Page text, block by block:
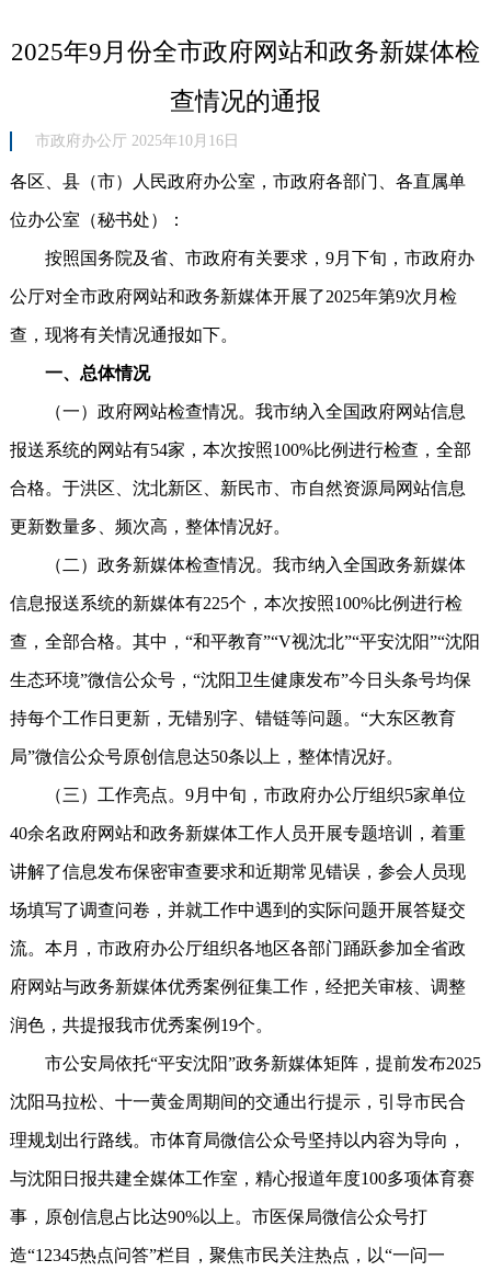
2025年9月份全市政府网站和政务新媒体检
查情况的通报
市政府办公厅 2025年10月16日
各区、县（市）人民政府办公室，市政府各部门、各直属单
位办公室（秘书处）：
按照国务院及省、市政府有关要求，9月下旬，市政府办
公厅对全市政府网站和政务新媒体开展了2025年第9次月检
查，现将有关情况通报如下。
一、总体情况
（一）政府网站检查情况。我市纳入全国政府网站信息
报送系统的网站有54家，本次按照100%比例进行检查，全部
合格。于洪区、沈北新区、新民市、市自然资源局网站信息
更新数量多、频次高，整体情况好。
（二）政务新媒体检查情况。我市纳入全国政务新媒体
信息报送系统的新媒体有225个，本次按照100%比例进行检
查，全部合格。其中，“和平教育”“V视沈北”“平安沈阳”“沈阳
生态环境”微信公众号，“沈阳卫生健康发布”今日头条号均保
持每个工作日更新，无错别字、错链等问题。“大东区教育
局”微信公众号原创信息达50条以上，整体情况好。
（三）工作亮点。9月中旬，市政府办公厅组织5家单位
40余名政府网站和政务新媒体工作人员开展专题培训，着重
讲解了信息发布保密审查要求和近期常见错误，参会人员现
场填写了调查问卷，并就工作中遇到的实际问题开展答疑交
流。本月，市政府办公厅组织各地区各部门踊跃参加全省政
府网站与政务新媒体优秀案例征集工作，经把关审核、调整
润色，共提报我市优秀案例19个。
市公安局依托“平安沈阳”政务新媒体矩阵，提前发布2025
沈阳马拉松、十一黄金周期间的交通出行提示，引导市民合
理规划出行路线。市体育局微信公众号坚持以内容为导向，
与沈阳日报共建全媒体工作室，精心报道年度100多项体育赛
事，原创信息占比达90%以上。市医保局微信公众号打
造“12345热点问答”栏目，聚焦市民关注热点，以“一问一